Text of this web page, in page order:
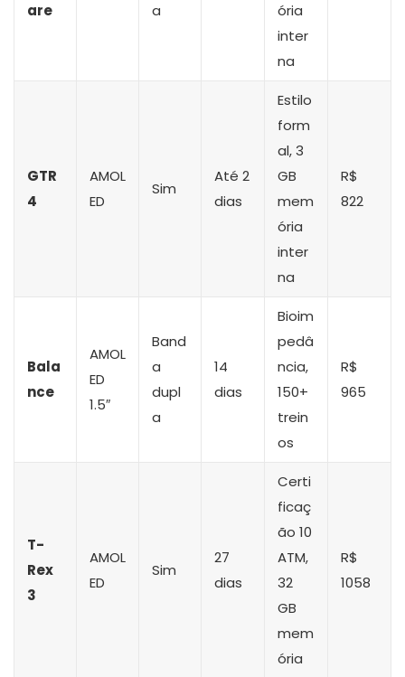
are
a
ória
inter
na
GTR
4
AMOL
ED
Sim
Até 2
dias
Estilo
form
al, 3
GB
mem
ória
inter
na
R$
822
Bala
nce
AMOL
ED
1.5″
Band
a
dupl
a
14
dias
Bioim
pedâ
ncia,
150+
trein
os
R$
965
T-
Rex
3
AMOL
ED
Sim
27
dias
Certi
ficaç
ão 10
ATM,
32
GB
mem
ória
R$
1058